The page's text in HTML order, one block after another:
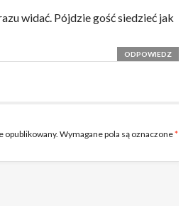
widać. Pójdzie gość siedzieć jak
ODPOWIEDZ
opublikowany. Wymagane pola są oznaczone*